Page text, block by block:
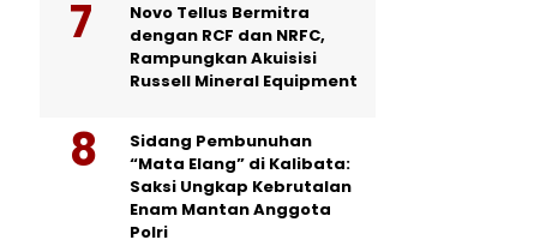
Novo Tellus Bermitra
dengan RCF dan NRFC,
Rampungkan Akuisisi
Russell Mineral Equipment
Sidang Pembunuhan
“Mata Elang” di Kalibata:
Saksi Ungkap Kebrutalan
Enam Mantan Anggota
Polri